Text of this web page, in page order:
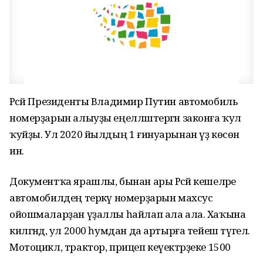
Рәсәй Президенты Владимир Путин автомобиль
номерҙарын алыуҙы еңелләштергән законға ҡул
ҡуйҙы. Ул 2020 йылдың 1 ғинуарынан үҙ көсөнә
инә.
Документҡа ярашлы, бынан ары Рәсәй кешеләре
автомобилдең теркәү номерҙарын махсус
ойошмаларҙан үҙаллы һайлап ала ала. Хаҡына
килгәндә, ул 2000 һумдан да артырға тейеш түгел.
Мотоцикл, трактор, прицеп кеүектәрҙеке 1500